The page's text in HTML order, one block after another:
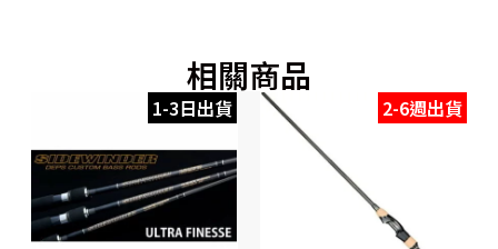
相關商品
1-3日出貨 2-6週出貨